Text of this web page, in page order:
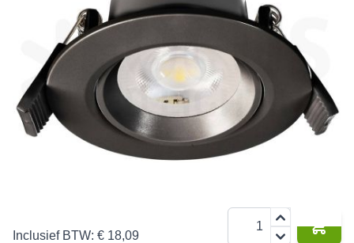
LED inbouwspot 2700K
Kantelbare(40°) led inbouwspot met zwarte kunststof
behuizing. Dimbaar.
6,5 W 550 lm 5 jaar
Inclusief BTW: € 18,09